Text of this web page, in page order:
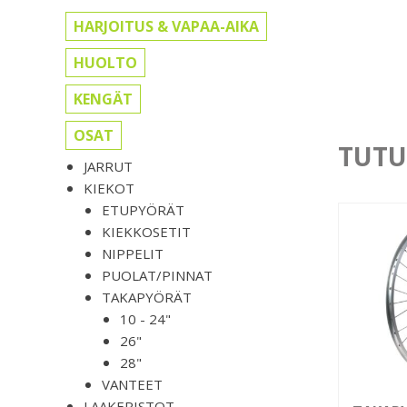
HARJOITUS & VAPAA-AIKA
HUOLTO
KENGÄT
OSAT
JARRUT
KIEKOT
ETUPYÖRÄT
KIEKKOSETIT
NIPPELIT
PUOLAT/PINNAT
TAKAPYÖRÄT
10 - 24"
26"
28"
VANTEET